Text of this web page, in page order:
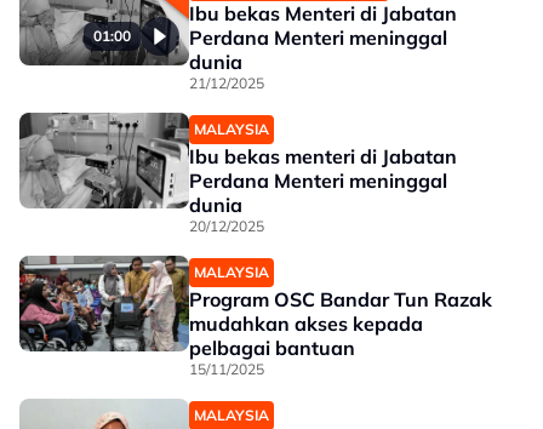
01:00
Ibu bekas Menteri di Jabatan
Perdana Menteri meninggal
dunia
21/12/2025
MALAYSIA
Ibu bekas menteri di Jabatan
Perdana Menteri meninggal
dunia
20/12/2025
MALAYSIA
Program OSC Bandar Tun Razak
mudahkan akses kepada
pelbagai bantuan
15/11/2025
MALAYSIA